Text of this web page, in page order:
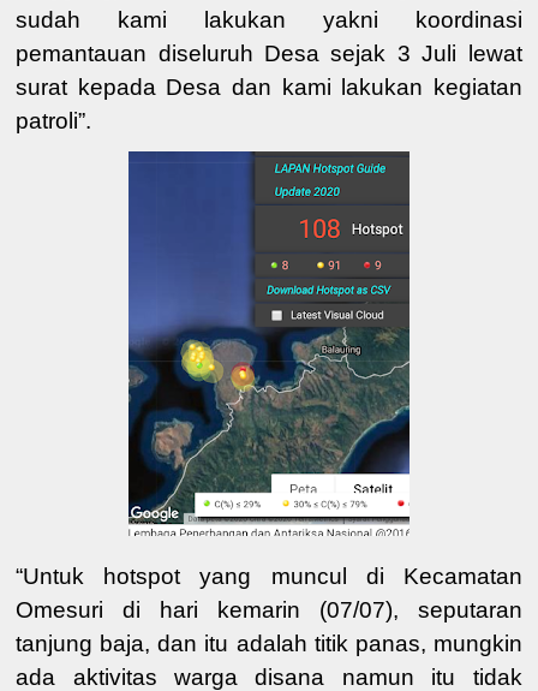
sudah kami lakukan yakni koordinasi
pemantauan diseluruh Desa sejak 3 Juli lewat
surat kepada Desa dan kami lakukan kegiatan
patroli”.
“Untuk hotspot yang muncul di Kecamatan
Omesuri di hari kemarin (07/07), seputaran
tanjung baja, dan itu adalah titik panas, mungkin
ada aktivitas warga disana namun itu tidak